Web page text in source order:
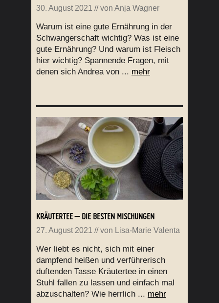
30. August 2021 // von Anja Wagner
Warum ist eine gute Ernährung in der
Schwangerschaft wichtig? Was ist eine
gute Ernährung? Und warum ist Fleisch
hier wichtig? Spannende Fragen, mit
denen sich Andrea von ... mehr
KRÄUTERTEE – DIE BESTEN MISCHUNGEN
27. August 2021 // von Lisa-Marie Valenta
Wer liebt es nicht, sich mit einer
dampfend heißen und verführerisch
duftenden Tasse Kräutertee in einen
Stuhl fallen zu lassen und einfach mal
abzuschalten? Wie herrlich ... mehr